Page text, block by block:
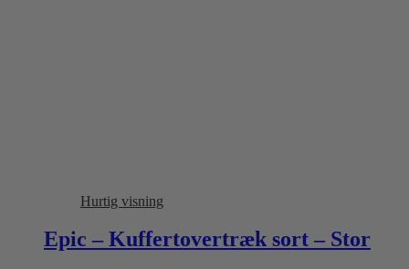
Hurtig visning
Epic – Kuffertovertræk sort – Stor